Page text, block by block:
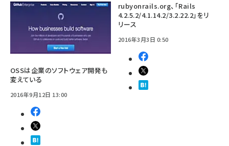
OSSは企業のソフトウェア開発も
変えている
2016年9月12日 13:00
rubyonrails.org、「Rails
4.2.5.2/4.1.14.2/3.2.22.2」をリ
リース
2016年3月3日 0:50